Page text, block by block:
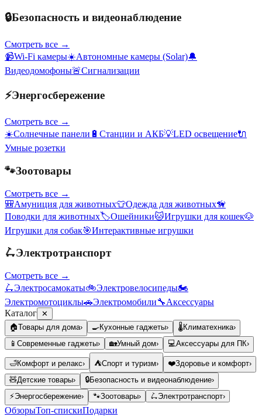
🔒Безопасность и видеонаблюдение
Смотреть все →
📹Wi-Fi камеры☀️Автономные камеры (Solar)🔔
Видеодомофоны🚨Сигнализации
⚡Энергосбережение
Смотреть все →
☀️Солнечные панели 🔋 Станции и АКБ💡LED освещение🔌
Умные розетки
🐾Зоотовары
Смотреть все →
🎒Амуниция для животных👕Одежда для животных🦮
Поводки для животных🏷️Ошейники🐱Игрушки для кошек🐶
Игрушки для собак🎯Интерактивные игрушки
🛴Электротранспорт
Смотреть все →
🛴Электросамокаты🚲Электровелосипеды🏍️
Электромотоциклы🚗Электромобили🔧Аксессуары
Каталог ✕
🏠Товары для дома› 🍳Кухонные гаджеты› 🌡️Климатехника›
📱 Современные гаджеты› 🏡Умный дом› 💻Аксессуары для ПК›
🛁Комфорт и релакс› ⛺Спорт и туризм› ❤️Здоровье и комфорт›
🧸Детские товары› 🔒Безопасность и видеонаблюдение›
⚡Энергосбережение› 🐾Зоотовары› 🛴Электротранспорт›
ОбзорыТоп-спискиПодарки